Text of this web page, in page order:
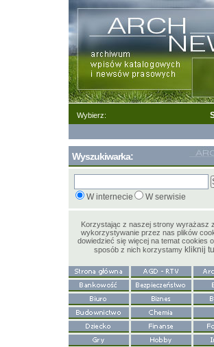
Wybierz:
Wyszukiwarka:
W internecie W serwisie
Korzystając z naszej strony wyrażasz
wykorzystywanie przez nas plików
dowiedzieć się więcej na temat cookies
sposób z nich korzystamy kliknij